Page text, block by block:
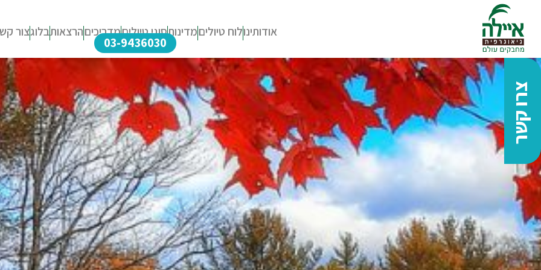
אודותינולוח טיוליםמדינותסוגי טיוליםמדריכיםהרצאותבלוגצור
03-9436030
צרו קשר